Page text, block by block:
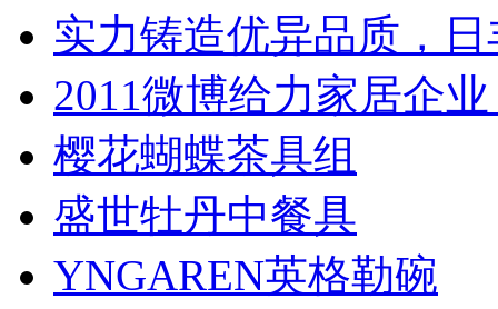
实力铸造优异品质，日
2011微博给力家居企
樱花蝴蝶茶具组
盛世牡丹中餐具
YNGAREN英格勒碗